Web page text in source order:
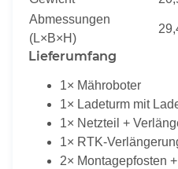
Abmessungen
(L×B×H)
Lieferumfang
1× Mähroboter
1× Ladeturm mit
1× Netzteil +
1× RTK-
2× Montagepfosten